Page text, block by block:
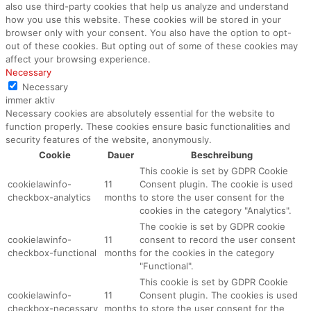
also use third-party cookies that help us analyze and understand
how you use this website. These cookies will be stored in your
browser only with your consent. You also have the option to opt-
out of these cookies. But opting out of some of these cookies may
affect your browsing experience.
Necessary
Necessary
immer aktiv
Necessary cookies are absolutely essential for the website to
function properly. These cookies ensure basic functionalities and
security features of the website, anonymously.
Cookie
Dauer Beschreibung
cookielawinfo-
checkbox-analytics
11
months
This cookie is set by GDPR Cookie
Consent plugin. The cookie is used
to store the user consent for the
cookies in the category "Analytics".
cookielawinfo-
checkbox-functional
11
months
The cookie is set by GDPR cookie
consent to record the user consent
for the cookies in the category
"Functional".
cookielawinfo-
checkbox-necessary
11
months
This cookie is set by GDPR Cookie
Consent plugin. The cookies is used
to store the user consent for the